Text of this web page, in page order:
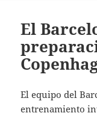
El
El equipo del
entrenamiento